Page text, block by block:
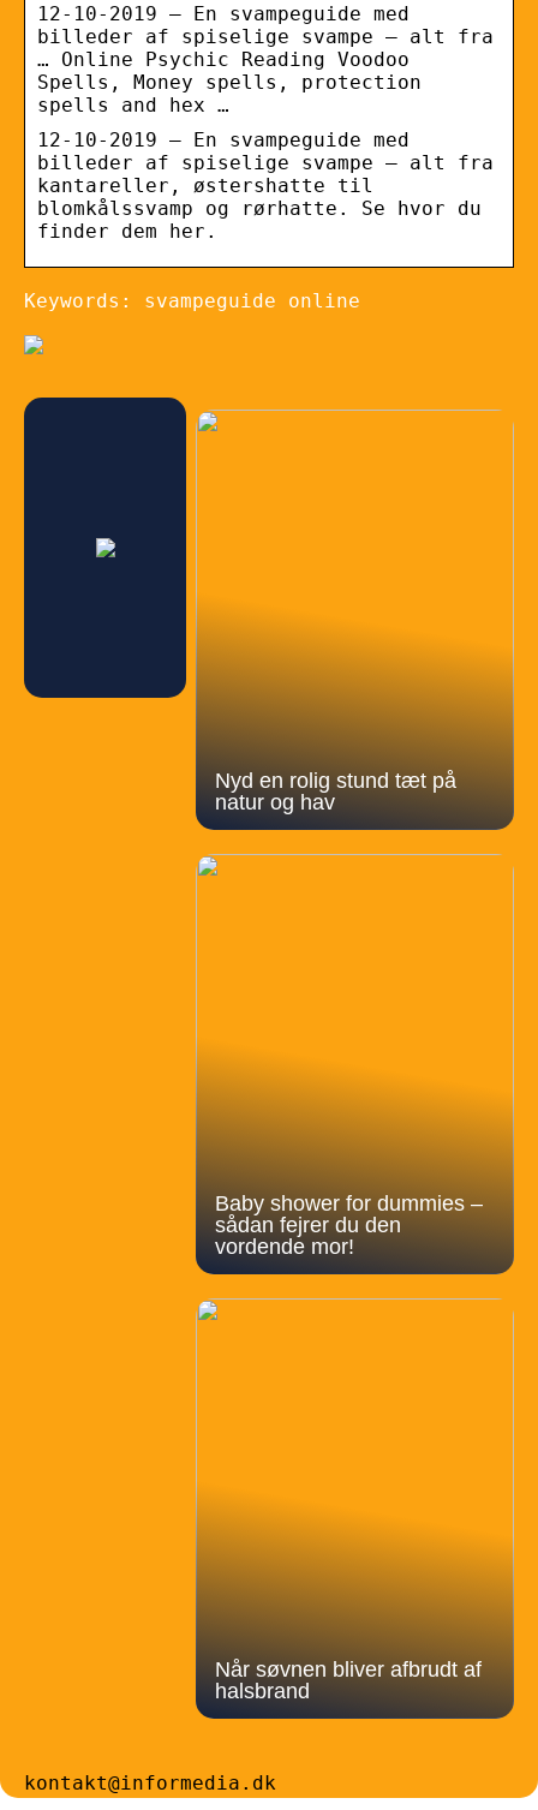
12-10-2019 – En svampeguide med
billeder af spiselige svampe – alt fra
… Online Psychic Reading Voodoo
Spells, Money spells, protection
spells and hex …
12-10-2019 – En svampeguide med
billeder af spiselige svampe – alt fra
kantareller, østershatte til
blomkålssvamp og rørhatte. Se hvor du
finder dem her.
Keywords: svampeguide online
Nyd en rolig stund tæt på
natur og hav
Baby shower for dummies –
sådan fejrer du den
vordende mor!
Når søvnen bliver afbrudt af
halsbrand
kontakt@informedia.dk